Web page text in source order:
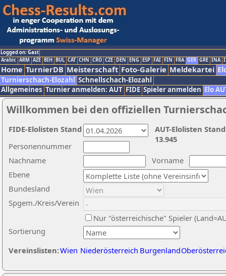
Logged on: Gast
Arabic ARM AZE BIH BUL CAT CHN CRO CZE DEN ENG ESP FAI FIN FRA GER GRE INA
Home TurnierDB Meisterschaft Foto-Galerie Meldekartei
Turnierschach-Elozahl Schnellschach-Elozahl
Allgemeines Turnier anmelden: AUT FIDE Spieler anmelden Elo
Willkommen bei den offiziellen
Nachname
Vorname
Ebene
Sortierung
Personennummer
Bundesland
Spgem./Kreis/Verein
Nur "österreichische" Spieler
Vereinslisten:Wien Niederösterreich Burgenland
AUT-Elolisten
13.945
FIDE-Elolisten Stand